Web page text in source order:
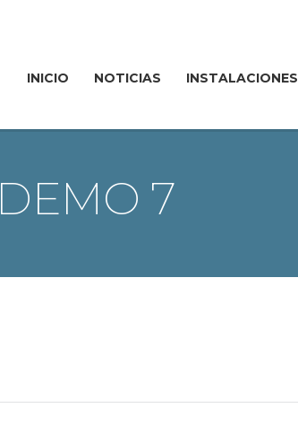
INICIO NOTICIAS INSTALACIONES
DEMO 7